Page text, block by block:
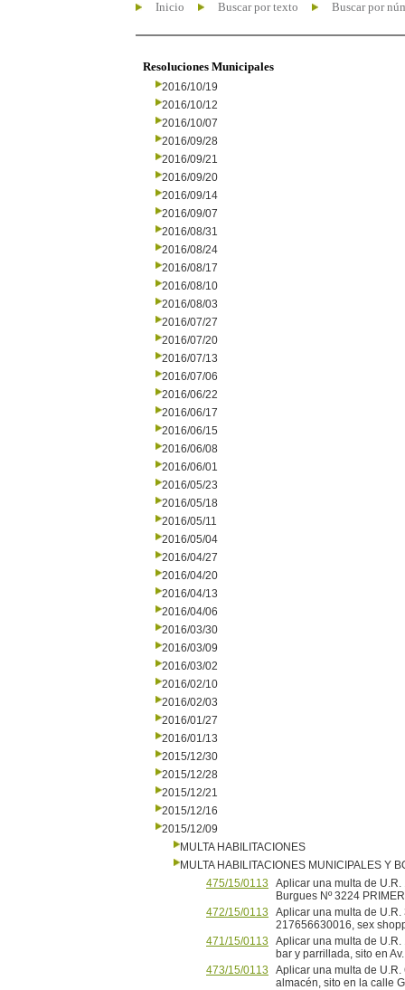
Inicio Buscar por texto Buscar por
Resoluciones Municipales
2016/10/19
2016/10/12
2016/10/07
2016/09/28
2016/09/21
2016/09/20
2016/09/14
2016/09/07
2016/08/31
2016/08/24
2016/08/17
2016/08/10
2016/08/03
2016/07/27
2016/07/20
2016/07/13
2016/07/06
2016/06/22
2016/06/17
2016/06/15
2016/06/08
2016/06/01
2016/05/23
2016/05/18
2016/05/11
2016/05/04
2016/04/27
2016/04/20
2016/04/13
2016/04/06
2016/03/30
2016/03/09
2016/03/02
2016/02/10
2016/02/03
2016/01/27
2016/01/13
2015/12/30
2015/12/28
2015/12/21
2015/12/16
2015/12/09
MULTA HABILITACIONES
MULTA HABILITACIONES MUNICIPALES Y
475/15/0113
Aplicar una multa de U.R.
Burgues Nº 3224
472/15/0113
Aplicar una multa de U.R.
217656630016, sex
471/15/0113
Aplicar una multa de U.R.
bar y parrillada, sito en
473/15/0113
Aplicar una multa de
almacén, sito en la calle